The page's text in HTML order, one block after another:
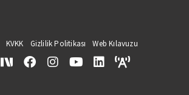
KVKK Gizlilik Politikası Web Kılavuzu